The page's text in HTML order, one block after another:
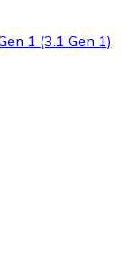
1 (3.1 Gen 1)